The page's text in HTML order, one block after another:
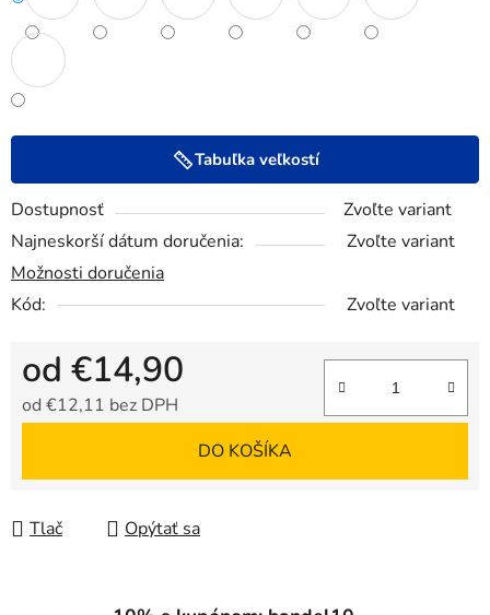
Tabuľka veľkostí
Dostupnosť
Zvoľte variant
Najneskorší dátum doručenia:
Zvoľte variant
Možnosti doručenia
Kód:
Zvoľte variant
od €14,90
od €12,11 bez DPH
DO KOŠÍKA
Tlač Opýtať sa